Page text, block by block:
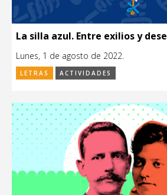
La silla azul. Entre exilios y
Lunes, 1 de agosto de 2022.
LETRAS ACTIVIDADES